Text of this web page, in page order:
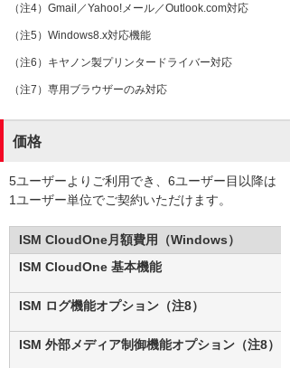
（注4）Gmail／Yahoo!メール／Outlook.com対応
（注5）Windows8.x対応機能
（注6）キヤノン製プリンタードライバー対応
（注7）専用ブラウザーのみ対応
価格
5ユーザーよりご利用でき、6ユーザー目以降は
1ユーザー単位でご契約いただけます。
ISM CloudOne月額費用（Windows）
ISM CloudOne 基本機能
ISM ログ機能オプション（注8）
ISM 外部メディア制御機能オプション（注8）